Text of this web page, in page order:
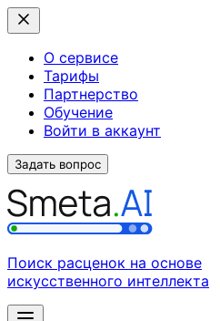
О сервисе
Тарифы
Партнерство
Обучение
Войти в аккаунт
Задать вопрос
Поиск расценок на основе
искусственного интеллекта